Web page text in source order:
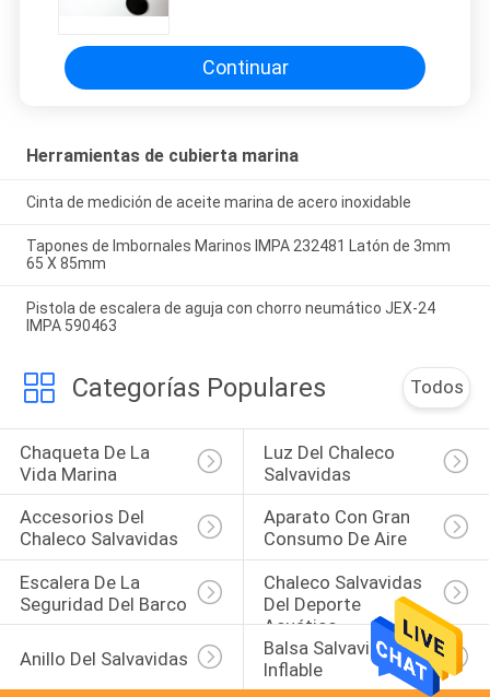
Continuar
Herramientas de cubierta marina
Cinta de medición de aceite marina de acero inoxidable
Tapones de Imbornales Marinos IMPA 232481 Latón de 3mm
65 X 85mm
Pistola de escalera de aguja con chorro neumático JEX-24
IMPA 590463
Categorías Populares Todos
Chaqueta De La
Vida Marina
Luz Del Chaleco
Salvavidas
Accesorios Del
Chaleco Salvavidas
Aparato Con Gran
Consumo De Aire
Escalera De La
Seguridad Del Barco
Chaleco Salvavidas
Del Deporte
Acuático
Anillo Del Salvavidas
Balsa Salvavidas
Inflable